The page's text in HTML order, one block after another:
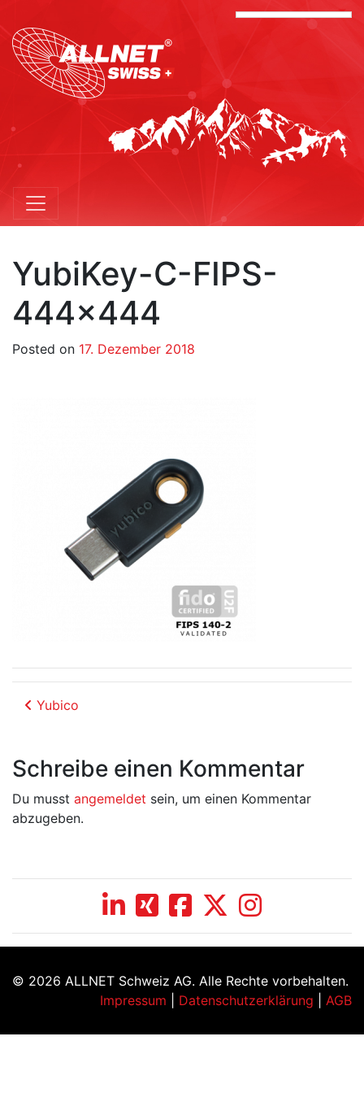
YubiKey-C-FIPS-
444×444
Posted on 17. Dezember 2018
Beitrags-Navigation
Yubico
Schreibe einen Kommentar
Du musst angemeldet sein, um einen Kommentar
abzugeben.
© 2026 ALLNET Schweiz AG. Alle Rechte vorbehalten.
Impressum
Datenschutzerklärung AGB